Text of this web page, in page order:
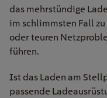
das mehrstündige
im schlimmsten Fall
oder teuren
führen.
Ist das Laden am
passende